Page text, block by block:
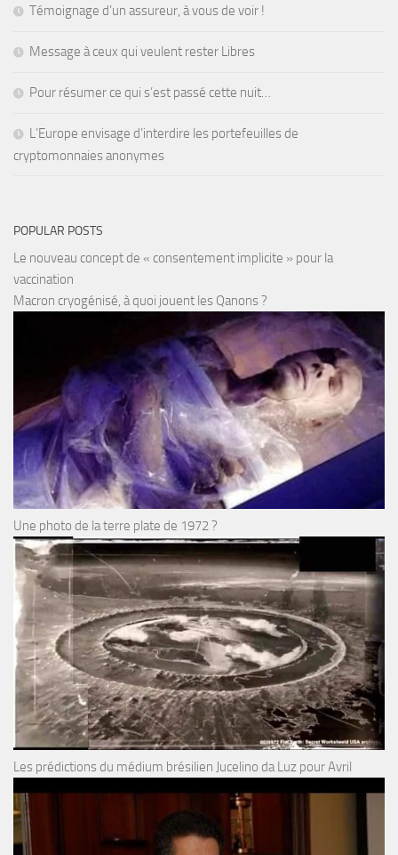
Témoignage d’un assureur, à vous de voir !
Message à ceux qui veulent rester Libres
Pour résumer ce qui s’est passé cette nuit…
L’Europe envisage d’interdire les portefeuilles de
cryptomonnaies anonymes
POPULAR POSTS
Le nouveau concept de « consentement implicite » pour la
vaccination
Macron cryogénisé, à quoi jouent les Qanons ?
Une photo de la terre plate de 1972 ?
Les prédictions du médium brésilien Jucelino da Luz pour Avril